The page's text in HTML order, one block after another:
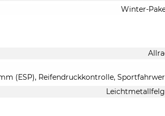
Winter-
(ESP), Reifendruckkontrolle,